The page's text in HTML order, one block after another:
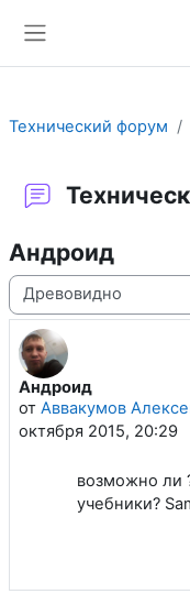
Технический форум
Андроид
Режим отображения
Андроид
от Аввакумов
октября 2015, 20:29
Количество ответов: 1
возможно ли
учебники?